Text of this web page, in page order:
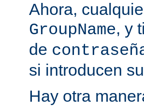
Ahora,
GroupName, y
de
si introducen
Hay otra